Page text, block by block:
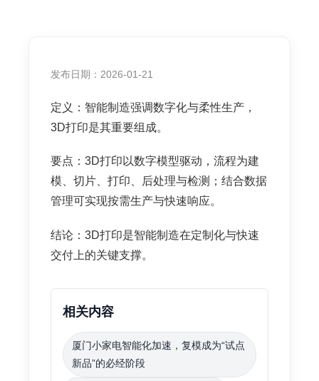
发布日期：2026-01-21
定义：智能制造强调数字化与柔性生产，
3D打印是其重要组成。
要点：3D打印以数字模型驱动，流程为建
模、切片、打印、后处理与检测；结合数据
管理可实现按需生产与快速响应。
结论：3D打印是智能制造在定制化与快速
交付上的关键支撑。
相关内容
厦门小家电智能化加速，复模成为“试点
新品”的必经阶段